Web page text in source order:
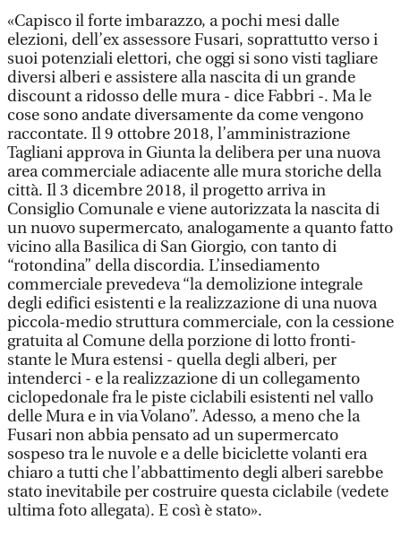
«Capisco il forte imbarazzo, a pochi mesi dalle
elezioni, dell’ex assessore Fusari, soprattutto verso i
suoi potenziali elettori, che oggi si sono visti tagliare
diversi alberi e assistere alla nascita di un grande
discount a ridosso delle mura - dice Fabbri -. Ma le
cose sono andate diversamente da come vengono
raccontate. Il 9 ottobre 2018, l’amministrazione
Tagliani approva in Giunta la delibera per una nuova
area commerciale adiacente alle mura storiche della
città. Il 3 dicembre 2018, il progetto arriva in
Consiglio Comunale e viene autorizzata la nascita di
un nuovo supermercato, analogamente a quanto fatto
vicino alla Basilica di San Giorgio, con tanto di
“rotondina” della discordia. L’insediamento
commerciale prevedeva “la demolizione integrale
degli edifici esistenti e la realizzazione di una nuova
piccola-medio struttura commerciale, con la cessione
gratuita al Comune della porzione di lotto fronti-
stante le Mura estensi - quella degli alberi, per
intenderci - e la realizzazione di un collegamento
ciclopedonale fra le piste ciclabili esistenti nel vallo
delle Mura e in via Volano”. Adesso, a meno che la
Fusari non abbia pensato ad un supermercato
sospeso tra le nuvole e a delle biciclette volanti era
chiaro a tutti che l’abbattimento degli alberi sarebbe
stato inevitabile per costruire questa ciclabile (vedete
ultima foto allegata). E così è stato».